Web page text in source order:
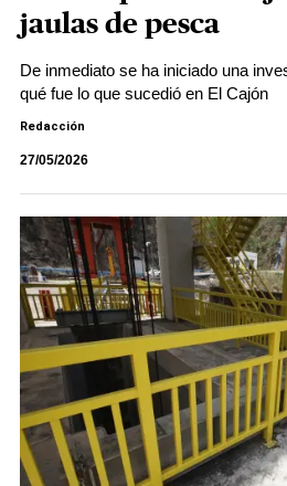
jaulas de pesca
De inmediato se ha iniciado una
qué fue lo que sucedió en El Cajón
Redacción
27/05/2026